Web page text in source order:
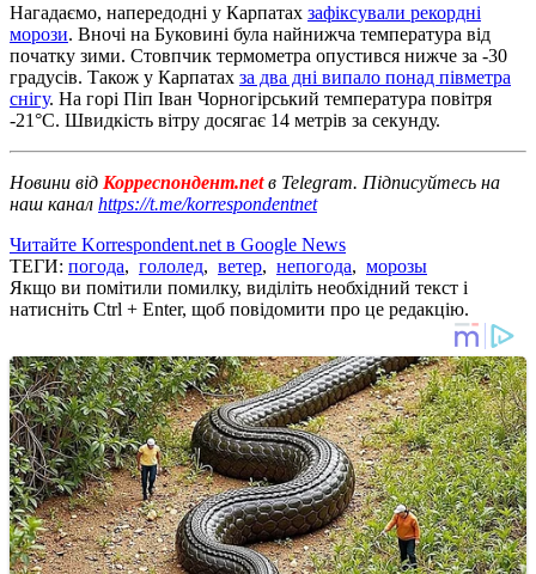
Нагадаємо, напередодні у Карпатах зафіксували рекордні
морози. Вночі на Буковині була найнижча температура від
початку зими. Стовпчик термометра опустився нижче за -30
градусів. Також у Карпатах за два дні випало понад півметра
снігу. На горі Піп Іван Чорногірський температура повітря
-21°С. Швидкість вітру досягає 14 метрів за секунду.
Новини від Корреспондент.netв Telegram. Підписуйтесь на
наш канал https://t.me/korrespondentnet
Читайте Korrespondent.net в Google News
ТЕГИ: погода, гололед, ветер, непогода, морозы
Якщо ви помітили помилку, виділіть необхідний текст і
натисніть Ctrl + Enter, щоб повідомити про це редакцію.